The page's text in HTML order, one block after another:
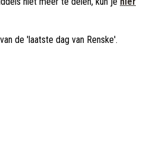
de 'laatste dag van Renske'.